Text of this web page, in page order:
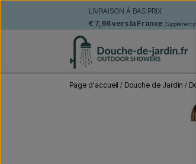
LIVRAISON À BAS PRIX
€ 7,96 vers la France(Supplément
Page d'accueil Douche de Jardin